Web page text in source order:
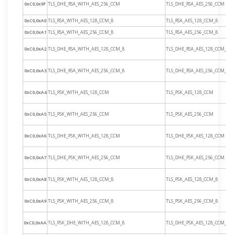
0xC0,0x9F TLS_DHE_RSA_WITH_AES_256_CCM TLS_DHE_RSA_AES_256_CCM
0xC0,0xA0 TLS_RSA_WITH_AES_128_CCM_8
TLS_RSA_AES_128_CCM_8
0xC0,0xA1 TLS_RSA_WITH_AES_256_CCM_8 TLS_RSA_AES_256_CCM_8
0xC0,0xA2 TLS_DHE_RSA_WITH_AES_128_CCM_8
0xC0,0xA3 TLS_DHE_RSA_WITH_AES_256_CCM_8
0xC0,0xA4 TLS_PSK_WITH_AES_128_CCM TLS_PSK_AES_128_CCM
0xC0,0xA5 TLS_PSK_WITH_AES_256_CCM TLS_PSK_AES_256_CCM
0xC0,0xA6 TLS_DHE_PSK_WITH_AES_128_CCM TLS_DHE_PSK_AES_128_CCM
0xC0,0xA7 TLS_DHE_PSK_WITH_AES_256_CCM TLS_DHE_PSK_AES_256_CCM
0xC0,0xA8 TLS_PSK_WITH_AES_128_CCM_8 TLS_PSK_AES_128_CCM_8
0xC0,0xA9 TLS_PSK_WITH_AES_256_CCM_8 TLS_PSK_AES_256_CCM_8
0xC0,0xAA TLS_PSK_DHE_WITH_AES_128_CCM_8